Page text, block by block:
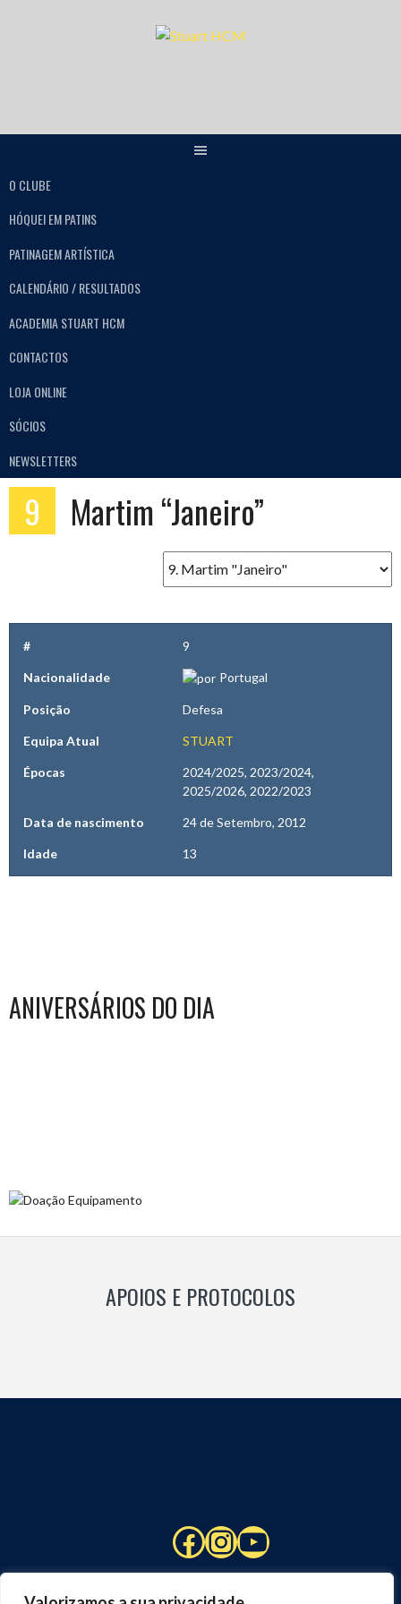
O CLUBE
HÓQUEI EM PATINS
PATINAGEM ARTÍSTICA
CALENDÁRIO / RESULTADOS
ACADEMIA STUART HCM
CONTACTOS
LOJA ONLINE
SÓCIOS
NEWSLETTERS
9 Martim “Janeiro”
# 9
Nacionalidade Portugal
Posição Defesa
Equipa Atual STUART
Épocas
2024/2025, 2023/2024,
2025/2026, 2022/2023
Data de nascimento 24 de Setembro, 2012
Idade 13
ANIVERSÁRIOS DO DIA
APOIOS E PROTOCOLOS
Facebook
Instagram
YouTube